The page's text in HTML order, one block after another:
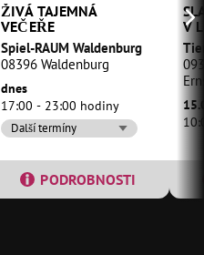
ŽIVÁ TAJEMNÁ
VEČEŘE
Spiel-RAUM Waldenburg
08396 Waldenburg
dnes
17:00 - 23:00 hodiny
Další termíny
PODROBNOSTI
V